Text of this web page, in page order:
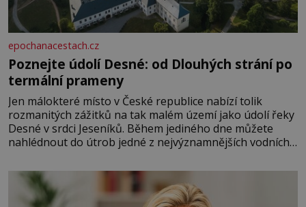
epochanacestach.cz
Poznejte údolí Desné: od Dlouhých strání po
termální prameny
Jen málokteré místo v České republice nabízí tolik
rozmanitých zážitků na tak malém území jako údolí řeky
Desné v srdci Jeseníků. Během jediného dne můžete
nahlédnout do útrob jedné z nejvýznamnějších vodních
se na koloběžce a den zakončit poznáváním památek ve
Velkých Losinách nebo v termálním